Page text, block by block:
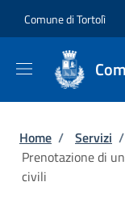
Comune di Tortolì
Briciole
Home / Servizi /
Prenotazione di
civili